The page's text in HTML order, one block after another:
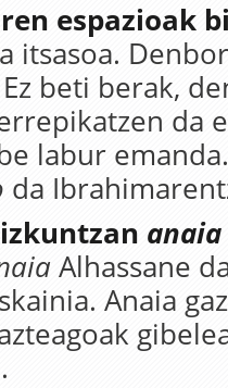
espazioak
itsasoa.
beti berak,
da
labur
da
anaia
Alhassane
Anaia